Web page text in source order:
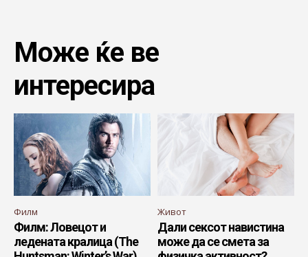
Може ќе ве
интересира
Филм
Филм: Ловецот и
ледената кралица (The
Живот
Дали сексот навистина
може да се смета за